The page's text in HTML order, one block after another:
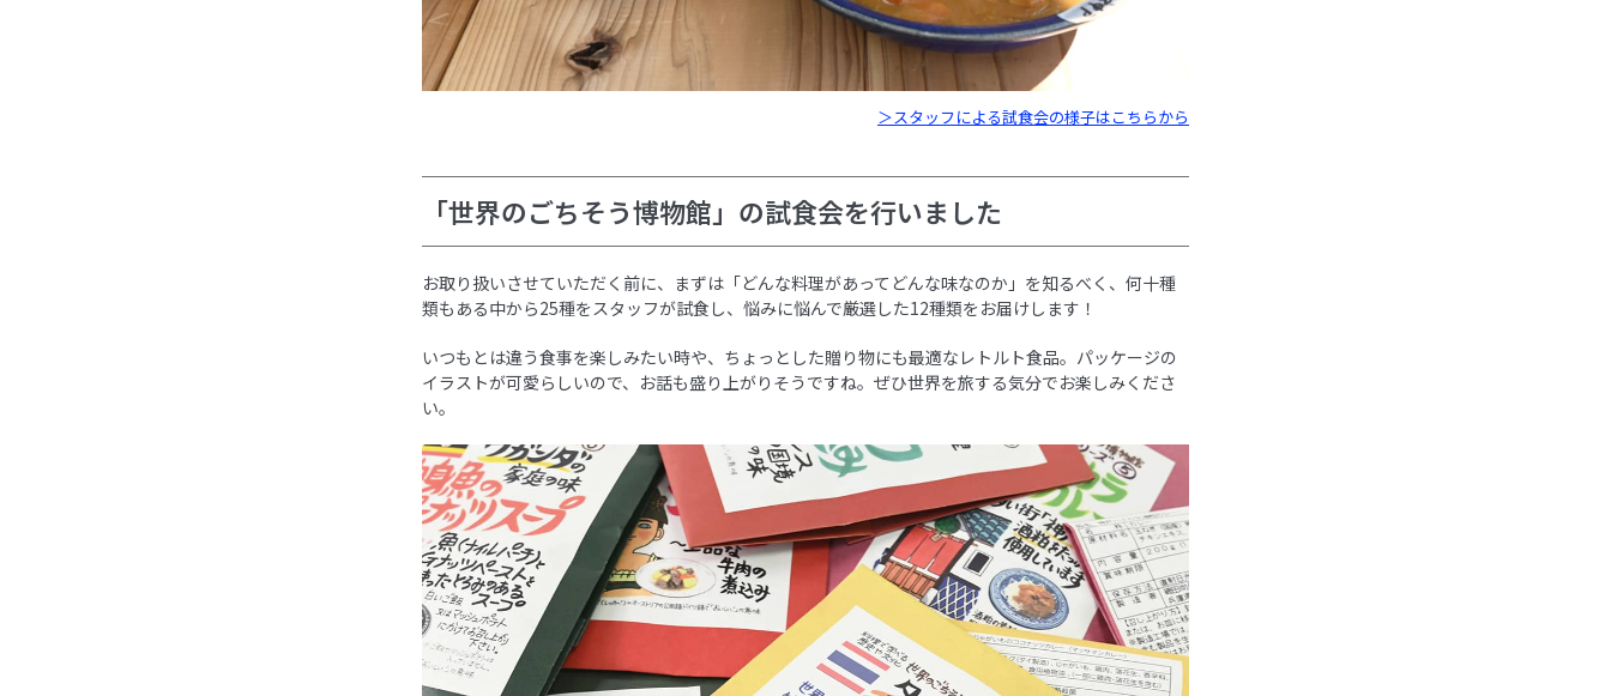
＞スタッフによる試食会の様子はこちらから
「世界のごちそう博物館」の試食会を行いました
お取り扱いさせていただく前に、まずは「どんな料理があってどんな味なのか」を知るべく、何十種
類もある中から25種をスタッフが試食し、悩みに悩んで厳選した12種類をお届けします！
いつもとは違う食事を楽しみたい時や、ちょっとした贈り物にも最適なレトルト食品。パッケージの
イラストが可愛らしいので、お話も盛り上がりそうですね。ぜひ世界を旅する気分でお楽しみくださ
い。